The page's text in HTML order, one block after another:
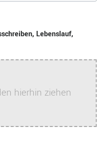
Lebenslauf,
hierhin ziehen